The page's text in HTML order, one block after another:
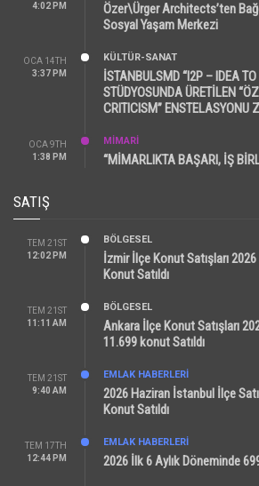
4:02 PM
Özer\Ürger Architects’ten
Sosyal Yaşam Merkezi
OCA 14TH
3:37 PM
KÜLTÜR-SANAT
İSTANBULSMD “I2P – IDEA TO
STÜDYOSUNDA ÜRETİLEN
CRITICISM” ENSTELASYONU
OCA 9TH
1:38 PM
MİMARİ
“MİMARLIKTA BAŞARI, İŞ
SATIŞ
TEM 21ST
12:02 PM
BÖLGESEL
İzmir İlçe Konut Satışları
Konut Satıldı
TEM 21ST
11:11 AM
BÖLGESEL
Ankara İlçe Konut Satışları
11.699 konut Satıldı
TEM 21ST
9:40 AM
EMLAK HABERLERI
2026 Haziran İstanbul İlçe
Konut Satıldı
TEM 17TH
12:44 PM
EMLAK HABERLERI
2026 İlk 6 Aylık Döneminde